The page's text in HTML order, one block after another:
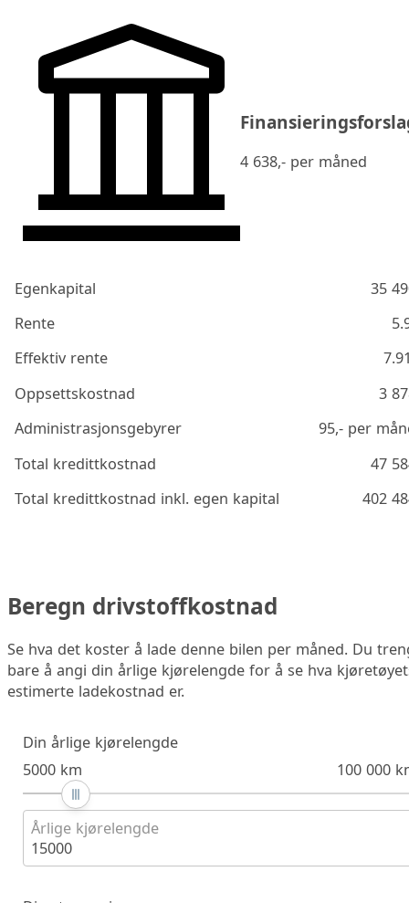
4 638,- per måned
Egenkapital
35
Rente
Effektiv rente
Oppsettskostnad
3
Administrasjonsgebyrer
95,- per
Total kredittkostnad
47
Total kredittkostnad inkl. egen kapital
402
Beregn drivstoffkostnad
Se hva det koster å lade denne bilen per måned. Du
bare å angi din årlige kjørelengde for å se hva
estimerte ladekostnad er.
Din årlige kjørelengde
5000 km
100 000
Årlige kjørelengde
15000